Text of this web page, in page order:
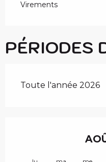
Virements
PÉRIODES
Toute l'année 2026